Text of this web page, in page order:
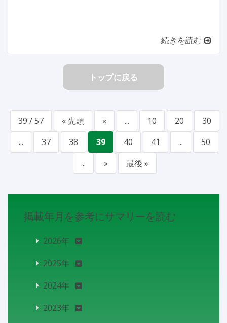
続きを読む
トップに戻る
39 / 57 « 先頭 « ... 10 20
30
...
37 38 39 40 41 ...
50
...
» 最後 »
掲載年月を参考にサマリーを読む
2026年
2025年
2024年
2023年